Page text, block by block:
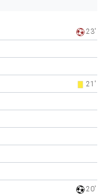
23'
21'
20'